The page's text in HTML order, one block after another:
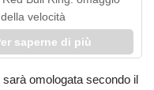
velocità
saperne di più
omologata secondo il